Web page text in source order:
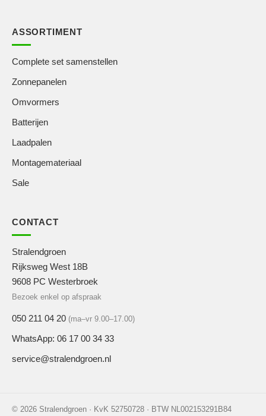
ASSORTIMENT
Complete set samenstellen
Zonnepanelen
Omvormers
Batterijen
Laadpalen
Montagemateriaal
Sale
CONTACT
Stralendgroen
Rijksweg West 18B
9608 PC Westerbroek
Bezoek enkel op afspraak
050 211 04 20 (ma–vr 9.00–17.00)
WhatsApp: 06 17 00 34 33
service@stralendgroen.nl
© 2026 Stralendgroen · KvK 52750728 · BTW NL002153291B84